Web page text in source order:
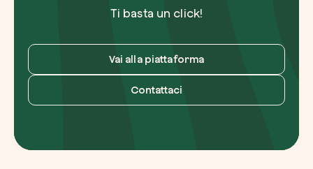
Ti basta un click!
Vai alla piattaforma
Contattaci